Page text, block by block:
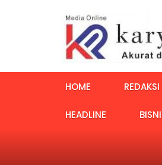
HOME REDAKSI
HEADLINE